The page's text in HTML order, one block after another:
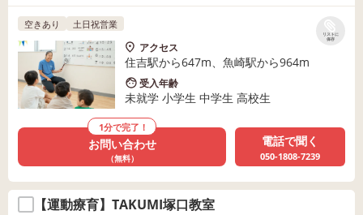
リストに
保存
空きあり 土日祝営業
アクセス
住吉駅から647m、魚崎駅から964m
受入年齢
未就学 小学生 中学生 高校生
1分で完了！
お問い合わせ
（無料）
電話で聞く
050-1808-7239
【運動療育】TAKUMI塚口教室